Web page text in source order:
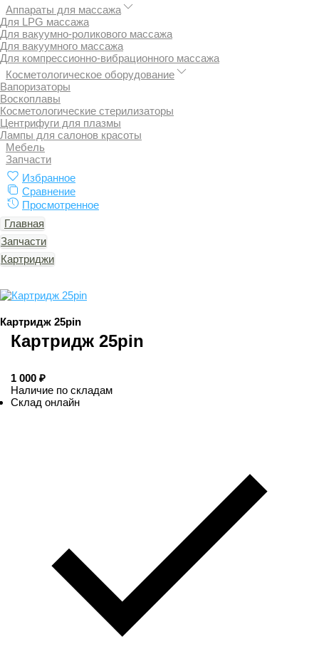
Аппараты для массажа
Для LPG массажа
Для вакуумно-роликового массажа
Для вакуумного массажа
Для компрессионно-вибрационного массажа
Косметологическое оборудование
Вапоризаторы
Воскоплавы
Косметологические стерилизаторы
Центрифуги для плазмы
Лампы для салонов красоты
Мебель
Запчасти
Избранное
Сравнение
Просмотренное
Главная
Запчасти
Картриджи
Картридж 25pin
Картридж 25pin
1 000
Наличие по складам
Склад онлайн